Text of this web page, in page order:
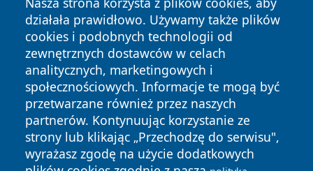
działała prawidłowo. Używamy także plików
cookies i podobnych technologii od
zewnętrznych dostawców w celach
analitycznych, marketingowych i
społecznościowych. Informacje te mogą być
przetwarzane również przez naszych
partnerów. Kontynuując korzystanie ze
strony lub klikając „Przechodzę do serwisu",
wyrażasz zgodę na użycie dodatkowych
Copyright © 2026 mojzgierz.pl Wszystkie prawa zastrzeżone.
News Autorzy
Polityka
Prywatności
Polityka
Cookies